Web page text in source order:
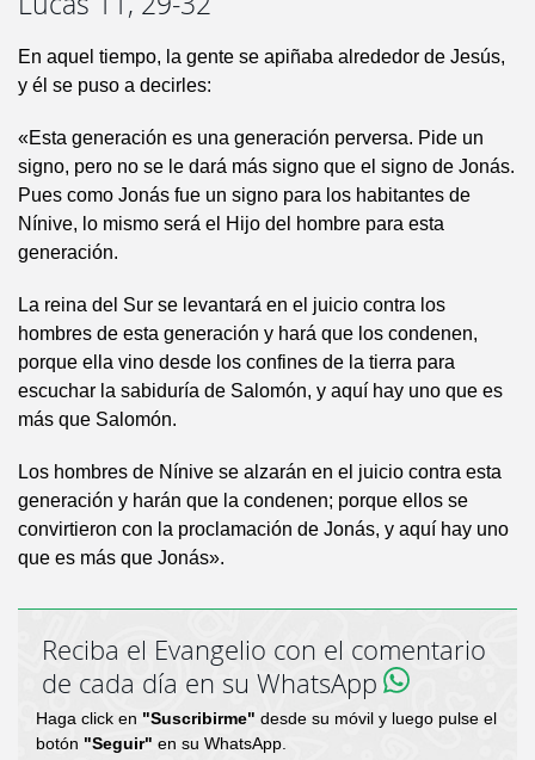
En aquel tiempo, la gente se apiñaba alrededor de Jesús,
y él se puso a decirles:
«Esta generación es una generación perversa. Pide un
signo, pero no se le dará más signo que el signo de Jonás.
Pues como Jonás fue un signo para los habitantes de
Nínive, lo mismo será el Hijo del hombre para esta
generación.
La reina del Sur se levantará en el juicio contra los
hombres de esta generación y hará que los condenen,
porque ella vino desde los confines de la tierra para
escuchar la sabiduría de Salomón, y aquí hay uno que es
más que Salomón.
Los hombres de Nínive se alzarán en el juicio contra esta
generación y harán que la condenen; porque ellos se
convirtieron con la proclamación de Jonás, y aquí hay uno
que es más que Jonás».
Reciba el Evangelio con el comentario
de cada día en su WhatsApp
Haga click en "Suscribirme" desde su móvil y luego pulse el
botón "Seguir" en su WhatsApp.